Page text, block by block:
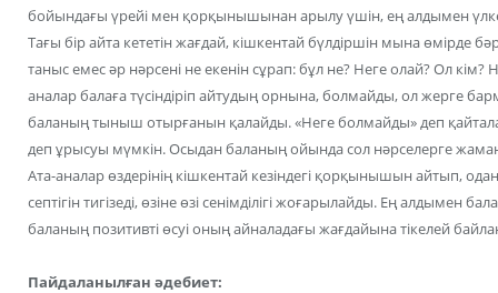
бойындағы үрейі мен қорқынышынан арылу үшін, ең алдымен
Тағы бір айта кететін жағдай, кішкентай бүлдіршін мына өмірде
таныс емес әр нәрсені не екенін сұрап: бұл не? Неге олай? Ол кім?
аналар балаға түсіндіріп айтудың орнына, болмайды, ол жерге
баланың тыныш отырғанын қалайды. «Неге болмайды» деп
деп ұрысуы мүмкін. Осыдан баланың ойында сол нәрселерге
Ата-аналар өздерінің кішкентай кезіндегі қорқынышын айтып,
септігін тигізеді, өзіне өзі сенімділігі жоғарылайды. Ең алдымен
баланың позитивті өсуі оның айналадағы жағдайына тікелей
Пайдаланылған әдебиет: